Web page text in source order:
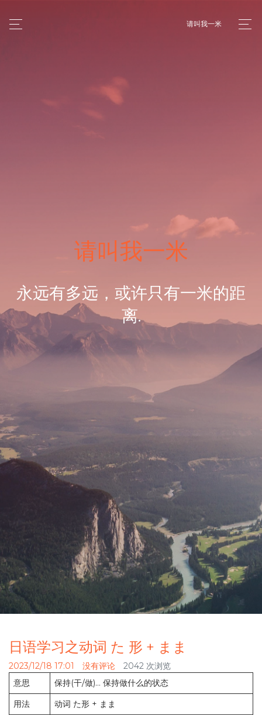
请叫我一米
请叫我一米
永远有多远，或许只有一米的距
离.
日语学习之动词 た 形 + まま
2023/12/18 17:01 没有评论
2042 次浏览
意思
保持(干/做)… 保持做什么的状态
用法
动词 た形 + まま